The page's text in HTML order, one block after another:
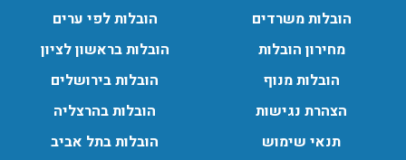
הובלות מנוף בפרדס חנה:
העברת פריטים כבדים עם מנוף בפרדס חנה ואפשרות הובלת
תכולת דירה שלמה עם מנוף.
עודכן לאחרונה: 24/02/2026, 10:42
הובלות משרדים
מחירון הובלות
הובלות מנוף
הצהרת נגישות
תנאי שימוש
הובלות לפי ערים
הובלות בראשון לציון
הובלות בירושלים
הובלות בהרצליה
הובלות בתל אביב